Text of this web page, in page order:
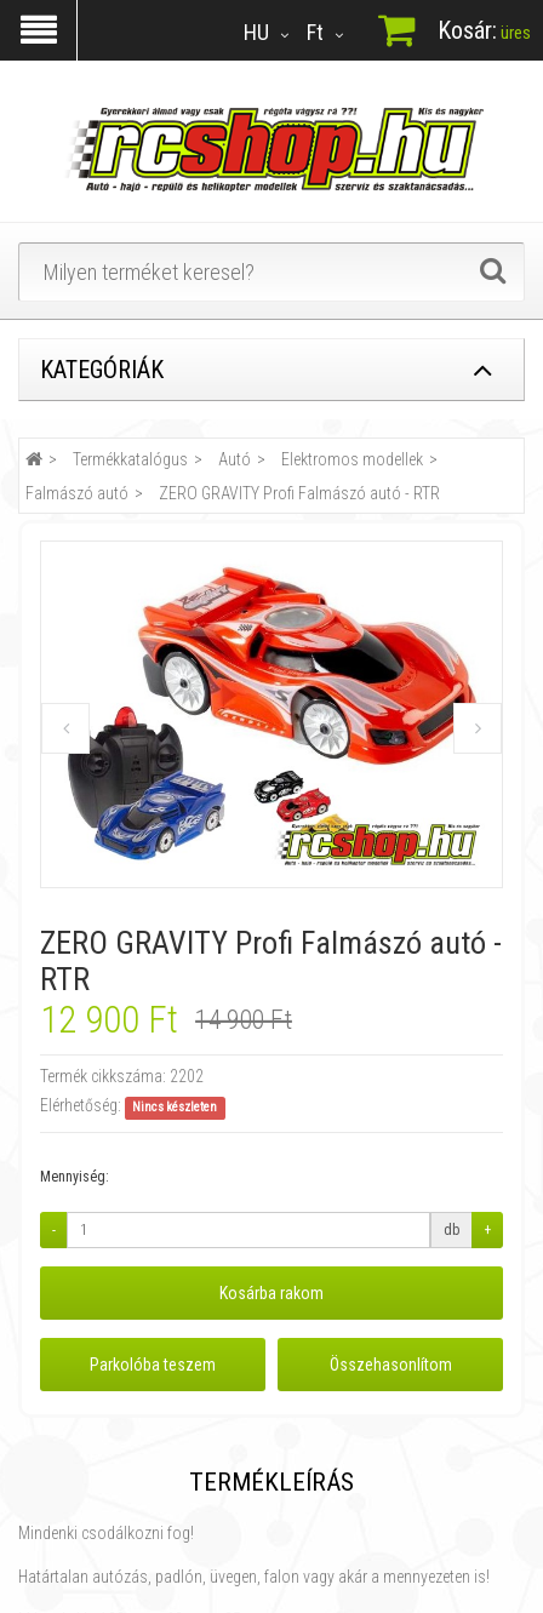
Ft
HU Kosár: üres
KATEGÓRIÁK
Termékkatalógus Autó
Elektromos modellek
Falmászó autó
ZERO GRAVITY Profi Falmászó autó - RTR
ZERO GRAVITY Profi Falmászó autó -
RTR
12 900 Ft 14 900 Ft
Termék cikkszáma: 2202
Elérhetőség:
Nincs készleten
Mennyiség:
- db +
Kosárba rakom
Parkolóba teszem Összehasonlítom
TERMÉKLEÍRÁS
Mindenki csodálkozni fog!
Határtalan autózás, padlón, üvegen, falon vagy akár a mennyezeten is!